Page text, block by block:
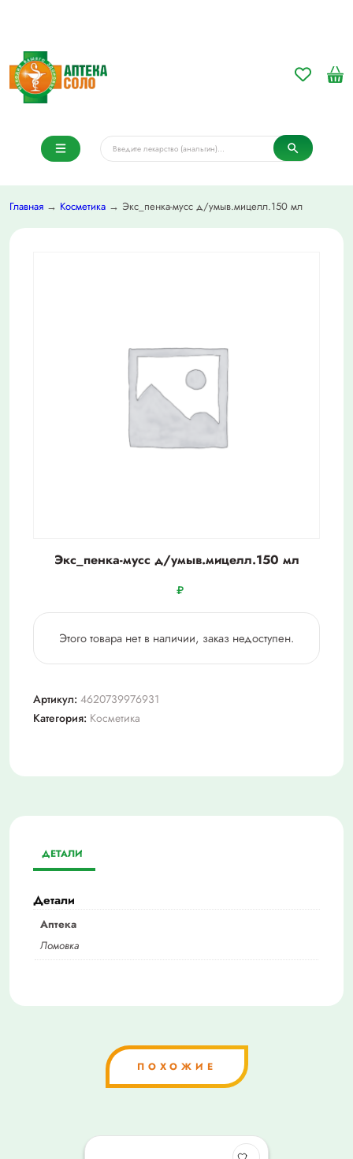
Главная → Косметика → Экс_пенка-мусс д/умыв.мицелл.150 мл
Экс_пенка-мусс д/умыв.мицелл.150 мл
₽
Этого товара нет в наличии, заказ недоступен.
Артикул: 4620739976931
Категория: Косметика
ДЕТАЛИ
Детали
Аптека
Ломовка
ПОХОЖИЕ